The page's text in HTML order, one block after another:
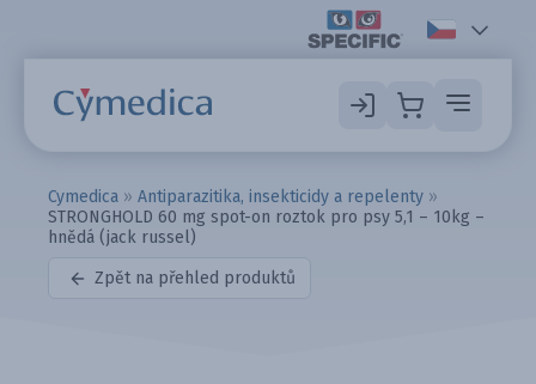
Cymedica » Antiparazitika, insekticidy a repelenty »
STRONGHOLD 60 mg spot-on roztok pro psy 5,1 – 10kg –
hnědá (jack russel)
Zpět na přehled produktů